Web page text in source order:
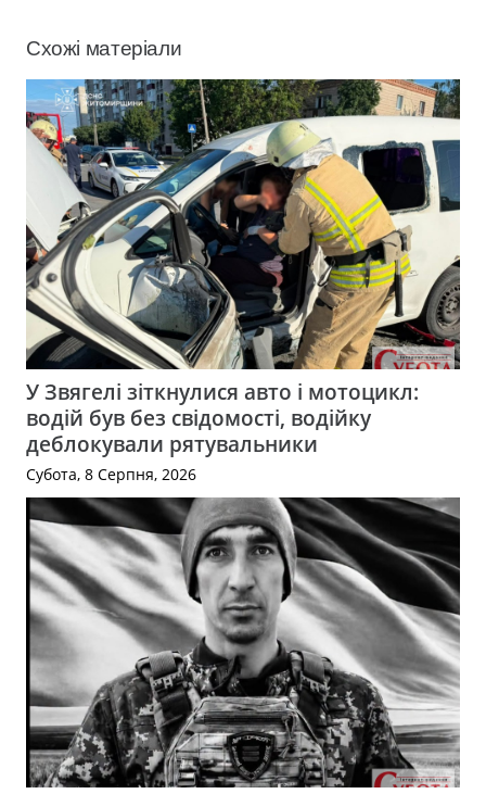
Схожі матеріали
У Звягелі зіткнулися авто і мотоцикл:
водій був без свідомості, водійку
деблокували рятувальники
Субота, 8 Серпня, 2026